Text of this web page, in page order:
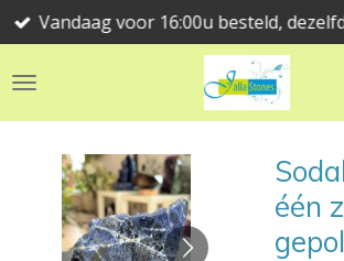
Ga
direct
naar
Vandaag voor 16:00u besteld,
één